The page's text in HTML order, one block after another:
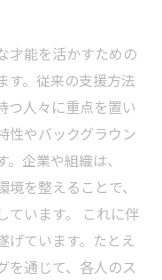
才能を活かすための
す。従来の支援方法
つ人々に重点を置い
性やバックグラウン
企業や組織は、
を整えることで、
ています。 これに伴
げています。たとえ
を通じて、各人のス